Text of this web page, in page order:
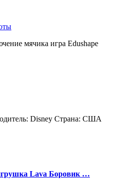
мячика игра Edushape
Disney Страна: США
Lava Боровик …